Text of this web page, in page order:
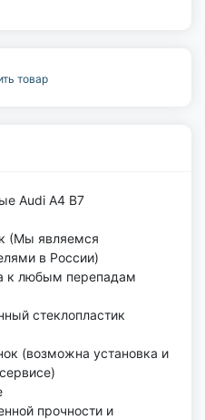
товар
Audi A4 B7
(Мы являемся
в России)
к любым перепадам
стеклопластик
(возможна установка и
прочности и